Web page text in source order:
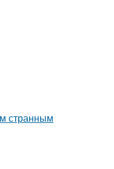
странным